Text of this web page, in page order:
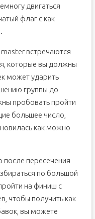
двигаться
флаг с как
встречаются
которые вы должны
может ударить
группы до
пробовать пройти
большее число,
как можно
пересечения
по большой
на финиш с
чтобы получить как
вы можете